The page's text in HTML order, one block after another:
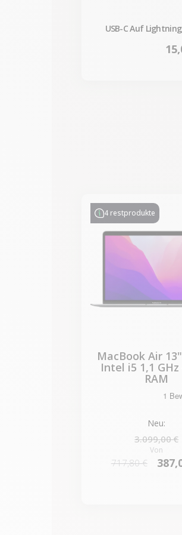
USB-C Auf
4 restprodukte
MacBook Air
Intel i5 1,1 GHz
RAM
Neu:
3.099,00 €
Von
717,80 €